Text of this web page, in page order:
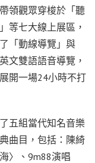
領觀眾穿梭於「聽
等七大線上展區，
「動線導覽」與
文雙語語音導覽，
開一場24小時不打
五組當代知名音樂
曲目，包括：陳綺
〉、9m88演唱